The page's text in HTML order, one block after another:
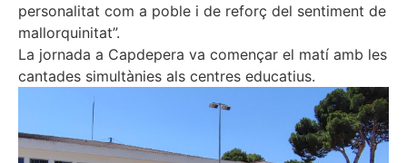
personalitat com a poble i de reforç del sentiment de
mallorquinitat”.
La jornada a Capdepera va començar el matí amb les
cantades simultànies als centres educatius.